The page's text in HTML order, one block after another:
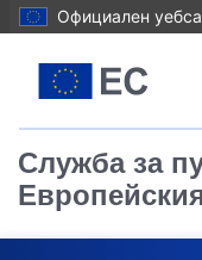
Официален
Служба за